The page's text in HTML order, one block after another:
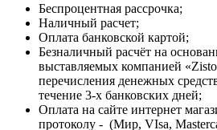
Беспроцентная рассрочка;
Наличный расчет;
Оплата банковской картой;
Безналичный расчёт на
выставляемых компанией
перечисления денежных
течение 3-х банковских дней;
Оплата на сайте интернет
протоколу - (Мир, VIsa,